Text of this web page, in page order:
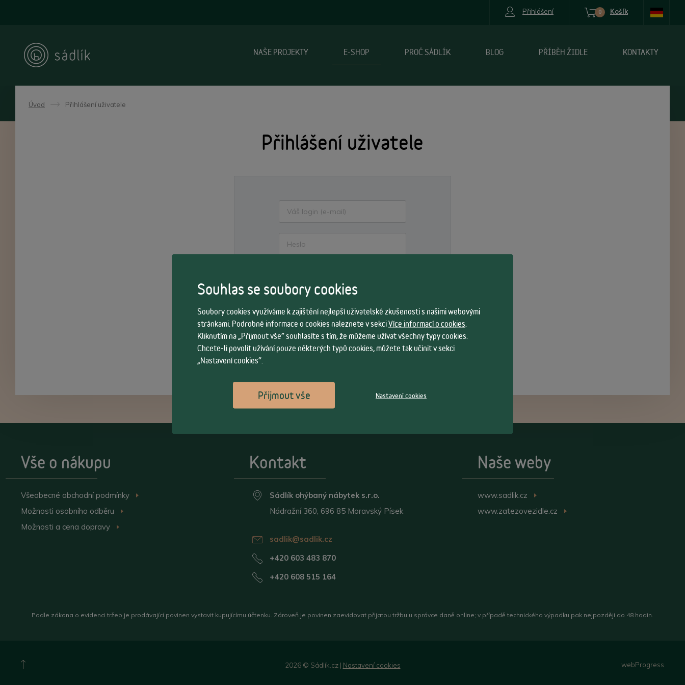
Košík
0
Přihlášení
NAŠE PROJEKTY E-SHOP PROČ SÁDLÍK BLOG PŘÍBĚH ŽIDLE KONTAKTY
Úvod ->Přihlášení uživatele
Přihlášení uživatele
CHCI SE ZAREGISTROVAT
Vše o nákupu
Všeobecné obchodnípodmínky
Možnosti osobního odběru
Možnosti a cena dopravy
Kontakt
Sádlík ohýbaný nábytek s.r.o.
Nádražní 360, 696 85 Moravský Písek
sadlik@sadlik.cz
+420 603 483 870
+420 608 515 164
Naše weby
www.sadlik.cz
www.zatezovezidle.cz
Podle zákona o evidenci tržeb je prodávající povinen vystavit kupujícímu účtenku. Zároveň je povinen zaevidovat přijatou tržbu u správce daně online; v případě technického výpadku pak nejpozději do 48 hodin.
2026 © Sádlík.cz | Nastavení cookies webProgress
Souhlas se soubory cookies
Soubory cookies využíváme k zajištění nejlepší uživatelské zkušenosti s našimi webovými
stránkami. Podrobné informace o cookies naleznete v sekciVíce informací o cookies.
Kliknutím na „Přijmout vše“ souhlasíte s tím, že můžeme užívat všechny typy cookies.
Chcete-li povolit užívání pouze některých typů cookies, můžete tak učinit v sekci
„Nastavení cookies“.
Přijmout vše Nastavení cookies